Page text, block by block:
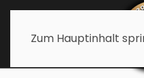
Zum Hauptinhalt